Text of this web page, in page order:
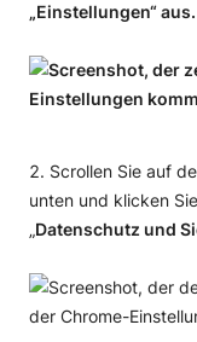
„Einstellungen“ aus.
Scrollen Sie auf
unten und klicken
„Datenschutz und